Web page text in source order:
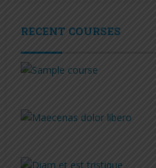
RECENT COURSES